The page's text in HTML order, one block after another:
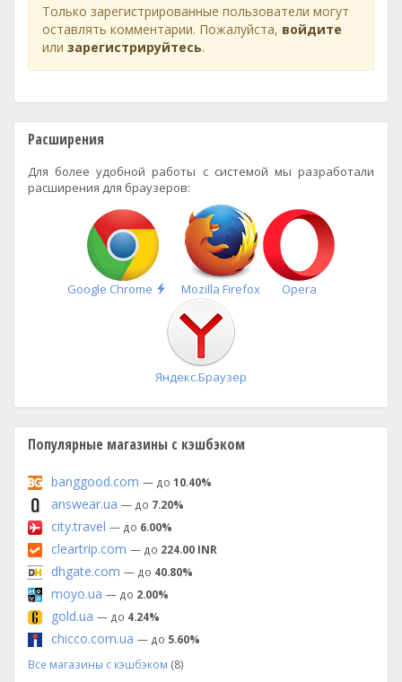
Только зарегистрированные пользователи могут
оставлять комментарии. Пожалуйста, войдите
или зарегистрируйтесь.
Расширения
Для более удобной работы с системой мы разработали
расширения для браузеров:
Google Chrome
Быстрая
установка
Mozilla Firefox Opera
Яндекс.Браузер
Популярные магазины с кэшбэком
banggood.com — до 10.40%
answear.ua — до 7.20%
city.travel — до 6.00%
cleartrip.com — до 224.00 INR
dhgate.com — до 40.80%
moyo.ua — до 2.00%
gold.ua — до 4.24%
chicco.com.ua — до 5.60%
Все магазины с кэшбэком (8)